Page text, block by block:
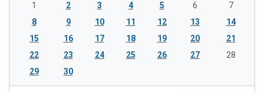
1
2 3 4 5 6
7
8
9 10 11 12 13
14
15
16 17 18 19 20
21
22
23 24 25 26 27
28
29
30